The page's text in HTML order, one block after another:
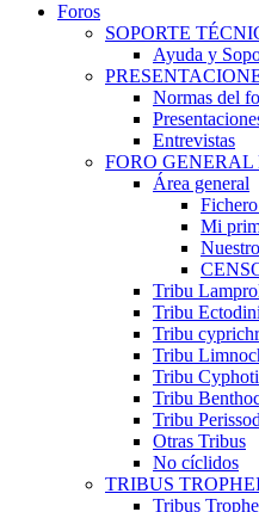
Foros
SOPORTE
Ayuda y
Normas del
Entrevistas
FORO GENERAL
Área general
Mi
Tribu
Tribu Ectodini
Tribu
Tribu
Tribu
Tribu
Tribu
Otras Tribus
No cíclidos
TRIBUS
Tribus